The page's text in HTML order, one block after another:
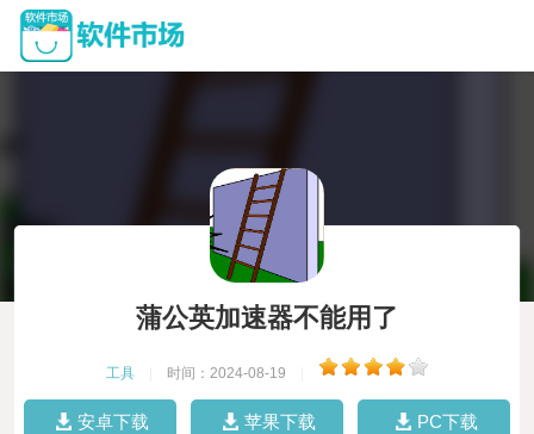
蒲公英加速器不能用了
工具 时间：2024-08-19
安卓下载 苹果下载 PC下载